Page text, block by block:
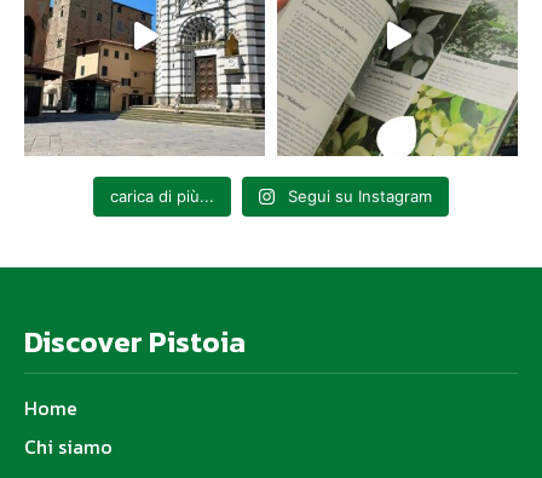
carica di più... Segui su Instagram
Discover Pistoia
Home
Chi siamo